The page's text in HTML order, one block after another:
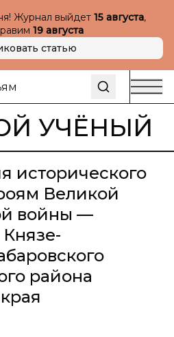
Журнал выйдет 15 августа,
19 августа
статью
УЧЁНЫЙ
исторического
Великой
войны —
района